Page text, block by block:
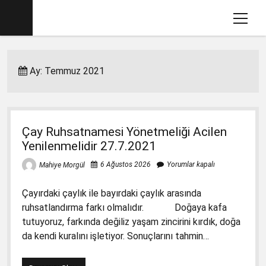
menüyü
Mahiye MORGÜL Kimdir
Dava Açtığımız Kitaplar (2012-2017)
menüyü
2017-2018 İlkokul Kitaplarında Gördüklerim
1. Sınıf Okuma Yazma Kitabında Gördüklerim
2. Sınıf İngilizce Kitabında 3 Gözlü Canavar
aç
Türkçe-1 için Başsavcılığa Suç Duyurusu
17.1.2018
İfademin Tamamı 10/11/2017
Ders Kitaplarına Açılan Davalar
menüyü
aç
1. Sınıf Çalışma Kitaplarında Pedagojik
Yanlışlara Dava
1. Sınıf Hayat Bilgisi Dava Dilekçesi
Ay: Temmuz 2021
Çay Ruhsatnamesi Yönetmeliği Acilen
Yenilenmelidir 27.7.2021
Mahiye Morgül 6 Ağustos 2026 Yorumlar kapalı
Çayırdaki çaylık ile bayırdaki çaylık arasında
ruhsatlandırma farkı olmalıdır. Doğaya kafa
tutuyoruz, farkında değiliz yaşam zincirini kırdık, doğa
da kendi kuralını işletiyor. Sonuçlarını tahmin…